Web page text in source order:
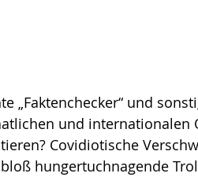
„Faktenchecker“ und
und internationalen
Covidiotische
hungertuchnagende